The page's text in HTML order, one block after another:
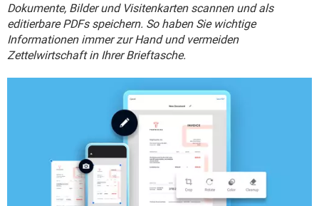
Dokumente, Bilder und Visitenkarten scannen und als
editierbare PDFs speichern. So haben Sie wichtige
Informationen immer zur Hand und vermeiden
Zettelwirtschaft in Ihrer Brieftasche.